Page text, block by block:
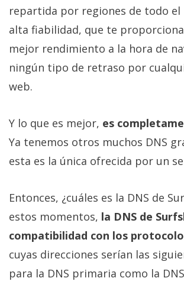
repartida por regiones de todo el
alta fiabilidad, que te
mejor rendimiento a la hora de
ningún tipo de retraso por
web.
Y lo que es mejor, es
Ya tenemos otros muchos DNS
esta es la única ofrecida por un
Entonces, ¿cuáles es la DNS de
estos momentos, la DNS de
compatibilidad con los
cuyas direcciones serían las
para la DNS primaria como la